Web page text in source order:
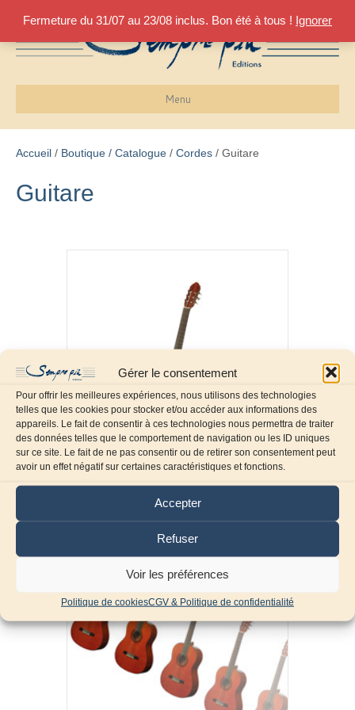
Gérer le consentement
Pour offrir les meilleures expériences, nous utilisons des technologies
telles que les cookies pour stocker et/ou accéder aux informations des
appareils. Le fait de consentir à ces technologies nous permettra de traiter
des données telles que le comportement de navigation ou les ID uniques
sur ce site. Le fait de ne pas consentir ou de retirer son consentement peut
avoir un effet négatif sur certaines caractéristiques et fonctions.
Accepter
Refuser
Voir les préférences
Politique de cookiesCGV & Politique de confidentialité
Fermeture du 31/07 au 23/08 inclus. Bon été à tous ! Ignorer
Menu
Accueil / Boutique / Catalogue / Cordes / Guitare
Guitare